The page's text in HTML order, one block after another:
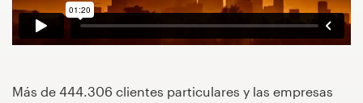
Más de 444.306 clientes particulares y las empresas
Proyectos 1-1
Descubra la inspiración